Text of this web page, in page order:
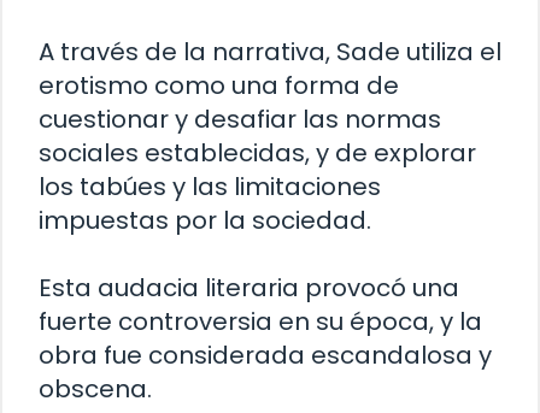
A través de la narrativa, Sade utiliza el
erotismo como una forma de
cuestionar y desafiar las normas
sociales establecidas, y de explorar
los tabúes y las limitaciones
impuestas por la sociedad.
Esta audacia literaria provocó una
fuerte controversia en su época, y la
obra fue considerada escandalosa y
obscena.